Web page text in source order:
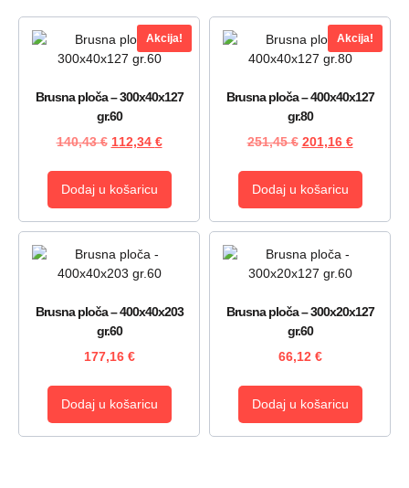
Akcija!
Brusna ploča – 300x40x127
gr.60
140,43€ 112,34 €
Dodaj u košaricu
Akcija!
Brusna ploča – 400x40x127
gr.80
251,45€ 201,16 €
Dodaj u košaricu
Brusna ploča – 400x40x203
gr.60
177,16 €
Dodaj u košaricu
Brusna ploča – 300x20x127
gr.60
66,12 €
Dodaj u košaricu